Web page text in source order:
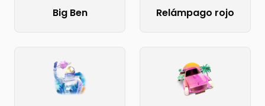
Big Ben Relámpago rojo